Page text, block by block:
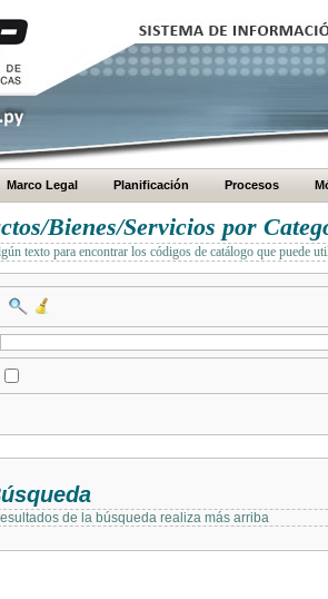
Marco Legal Planificación Procesos
Bienes/Servicios por
texto para encontrar los códigos de catálogo que puede
de la búsqueda realiza más arriba